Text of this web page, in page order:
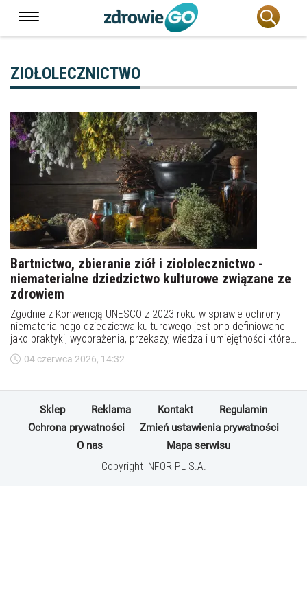
ZIOŁOLECZNICTWO
Bartnictwo, zbieranie ziół i ziołolecznictwo -
niematerialne dziedzictwo kulturowe związane ze
zdrowiem
Zgodnie z Konwencją UNESCO z 2023 roku w sprawie ochrony
niematerialnego dziedzictwa kulturowego jest ono definiowane
jako praktyki, wyobrażenia, przekazy, wiedza i umiejętności które
wspólnoty, grupy uznają za część własnego dziedzictwa
kulturowego. Jak taka ochrona wygląda w Polsce i czy dotyczy
04 czerwca 2026, 14:32
Sklep Reklama Kontakt
Regulamin
Ochrona prywatności
Zmień ustawienia prywatności
O nas
Mapa serwisu
Copyright INFOR PL S.A.